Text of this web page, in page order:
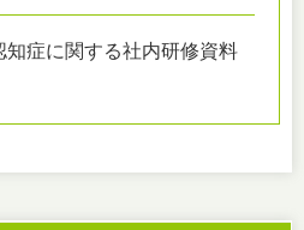
症に関する社内研修資料